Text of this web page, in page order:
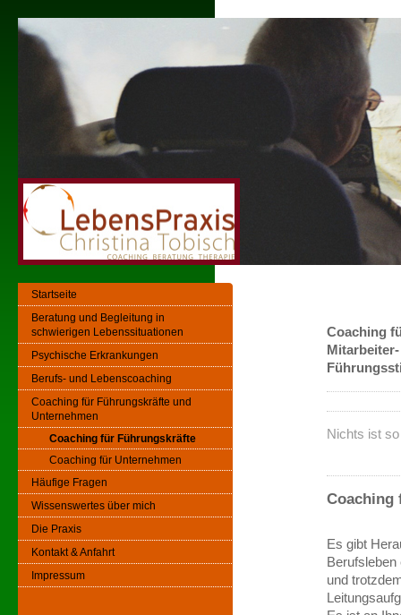
Coaching
Nichts ist
Coaching
Es gibt
und
Startseite
Beratung und Begleitung in
schwierigen Lebenssituationen
Psychische Erkrankungen
Berufs- und Lebenscoaching
Coaching für Führungskräfte und
Unternehmen
Coaching für Führungskräfte
Coaching für Unternehmen
Häufige Fragen
Wissenswertes über mich
Die Praxis
Kontakt & Anfahrt
Impressum